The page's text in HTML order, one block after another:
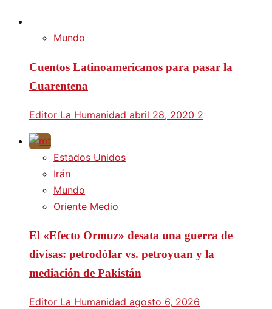
Mundo
Cuentos Latinoamericanos para pasar la
Cuarentena
Editor La Humanidad abril 28, 2020 2
Estados Unidos
Irán
Mundo
Oriente Medio
El «Efecto Ormuz» desata una guerra de
divisas: petrodólar vs. petroyuan y la
mediación de Pakistán
Editor La Humanidad agosto 6, 2026